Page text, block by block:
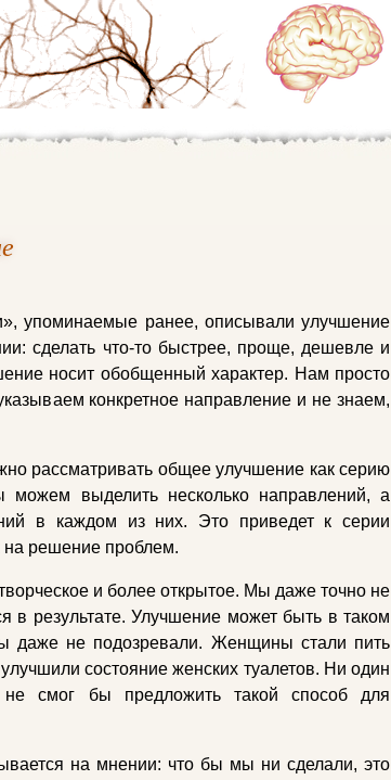
упоминаемые ранее, описывали улучшение
сделать что-то быстрее, проще, дешевле и
носит обобщенный характер. Нам просто
конкретное направление и не знаем,
рассматривать общее улучшение как серию
можем выделить несколько направлений, а
в каждом из них. Это приведет к серии
решение проблем.
и более открытое. Мы даже точно не
в результате. Улучшение может быть в таком
даже не подозревали. Женщины стали пить
состояние женских туалетов. Ни один
не смог бы предложить такой способ для
на мнении: что бы мы ни сделали, это